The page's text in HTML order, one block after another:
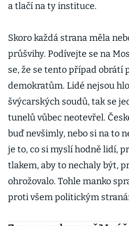
a tlačí na ty instituce.
Skoro každá strana měla
průšvihy. Podívejte se na
se, že se tento případ obrátí
demokratům. Lidé nejsou
švýcarských soudů, tak se
tunelů vůbec neotevřel.
buď nevšimly, nebo si na to
je to, co si myslí hodně lidí,
tlakem, aby to nechaly být,
ohrožovalo. Tohle manko
proti všem politickým